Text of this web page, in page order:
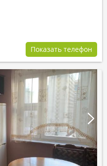
Показать телефон